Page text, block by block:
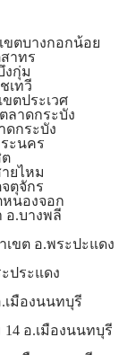
ตบางกอกน้อย
าทร
งกุ่ม
เทวี
ตประเวศ
ลาดกระบัง
ดกระบัง
ะนคร
ยไหม
ตุจักร
นองจอก
อ.บางพลี
ขต อ.พระปะแดง
ประแดง
เมืองนนทบุรี
อ.เมืองนนทบุรี